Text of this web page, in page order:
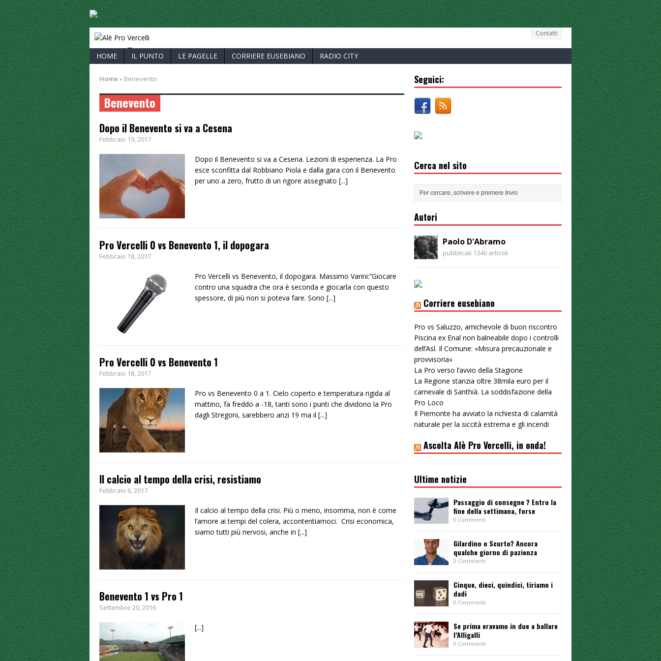
Contatti
ALÈ PRO VERCELLI
HOME IL PUNTO LE PAGELLE CORRIERE EUSEBIANO RADIO CITY
Home » Benevento
Benevento
Dopo il Benevento si va a Cesena
Febbraio 19, 2017
Dopo il Benevento si va a Cesena. Lezioni di esperienza. La Pro
esce sconfitta dal Robbiano Piola e dalla gara con il Benevento
per uno a zero, frutto di un rigore assegnato [...]
Pro Vercelli 0 vs Benevento 1, il dopogara
Febbraio 18, 2017
Pro Vercelli vs Benevento, il dopogara. Massimo Varini:”Giocare
contro una squadra che ora è seconda e giocarla con questo
spessore, di più non si poteva fare. Sono [...]
Pro Vercelli 0 vs Benevento 1
Febbraio 18, 2017
Pro vs Benevento 0 a 1. Cielo coperto e temperatura rigida al
mattino, fa freddo a -18, tanti sono i punti che dividono la Pro
dagli Stregoni, sarebbero anzi 19 ma il [...]
Il calcio al tempo della crisi, resistiamo
Febbraio 6, 2017
Il calcio al tempo della crisi. Più o meno, insomma, non è come
l’amore ai tempi del colera, accontentiamoci. Crisi economica,
siamo tutti più nervosi, anche in [...]
Benevento 1 vs Pro 1
Settembre 20, 2016
[...]
Seguici:
Cerca nel sito
Autori
Paolo D'Abramo
pubblicati 1340 articoli
Corriere eusebiano
Pro vs Saluzzo, amichevole di buon riscontro
Piscina ex Enal non balneabile dopo i controlli
dell’Asl. Il Comune: «Misura precauzionale e
provvisoria»
La Pro verso l’avvio della Stagione
La Regione stanzia oltre 38mila euro per il
carnevale di Santhià. La soddisfazione della
Pro Loco
Il Piemonte ha avviato la richiesta di calamità
naturale per la siccità estrema e gli incendi
Ascolta Alè Pro Vercelli, in onda!
Ultime notizie
Passaggio di consegne ? Entro la
fine della settimana, forse
0 Commenti
Gilardino o Scurto? Ancora
qualche giorno di pazienza
0 Commenti
Cinque, dieci, quindici, tiriamo i
dadi
0 Commenti
Se prima eravamo in due a ballare
l’Alligalli
0 Commenti